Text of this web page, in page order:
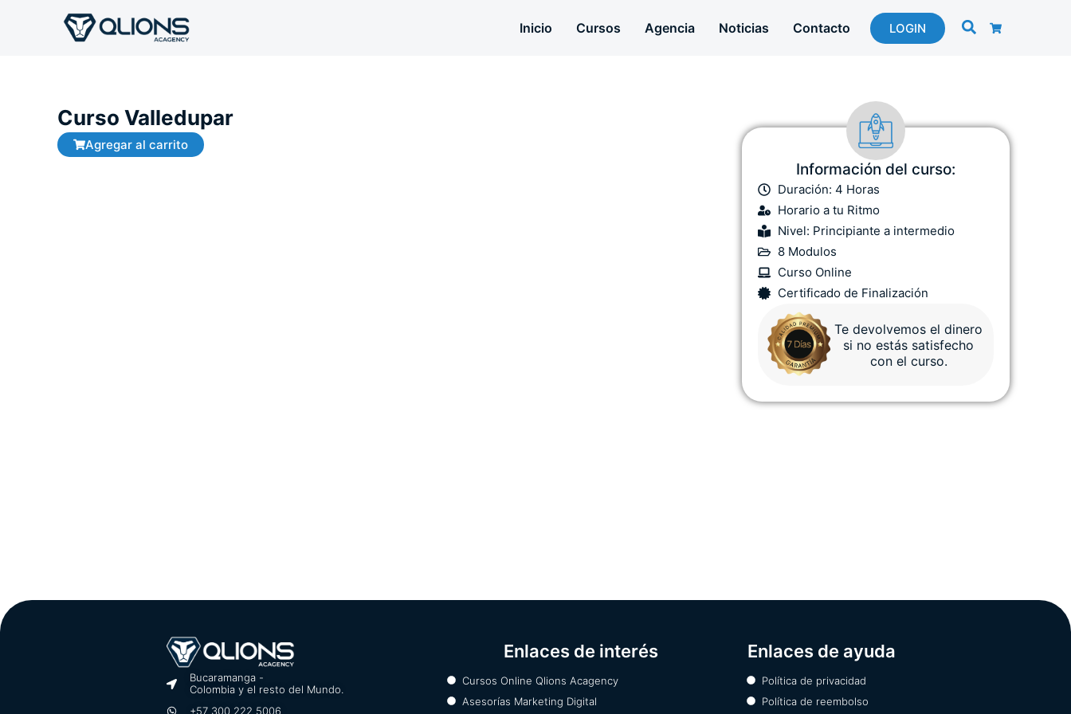
Inicio Cursos Agencia Noticias Contacto LOGIN
Curso Valledupar
Agregar al carrito
Información del curso:
Duración: 4 Horas
Horario a tu Ritmo
Nivel: Principiante a intermedio
8 Modulos
Curso Online
Certificado de Finalización
Te devolvemos el dinero
si no estás satisfecho
con el curso.
Bucaramanga -
Colombia y el resto del Mundo.
+57 300 222 5006
Enlaces de interés
Cursos Online Qlions Acagency
Asesorías Marketing Digital
Enlaces de ayuda
Política de privacidad
Política de reembolso